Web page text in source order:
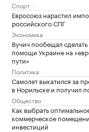
Спорт
Евросоюз нарастил
российского СПГ
Экономика
Вучич пообещал сделать
помощи Украине на
пути»
Политика
Самолет выкатился за
в Норильске и получил
Общество
Как выбрать
коммерческое
инвестиций